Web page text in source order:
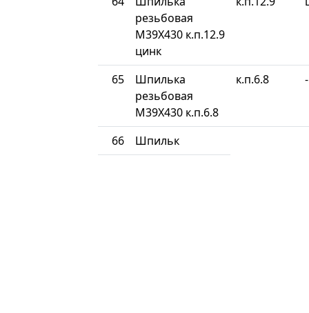
резьбовая
М39Х430 к.п.12.9
цинк
65
Шпилька
резьбовая
М39Х430 к.п.6.8
к.п.6.8 -
66 Шпильк